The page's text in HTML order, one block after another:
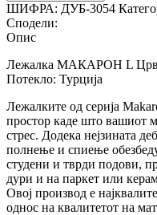
ШИФРА: ДУБ-3054
Сподели:
Опис
Лежалка МАКАРОН L
Потекло: Турција
Лежалките од серија
простор каде што вашиот
стрес. Додека нејзината
полнење и спиење
студени и тврди подови,
дури и на паркет или
Овој производ е
однос на квалитетот на